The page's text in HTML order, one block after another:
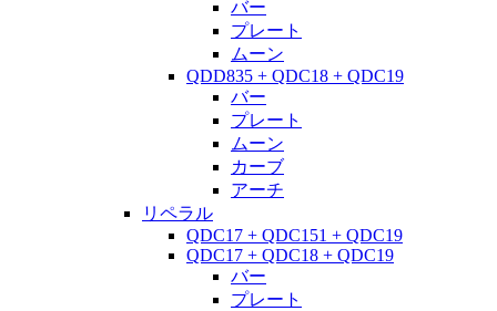
バー
プレート
ムーン
QDD835 + QDC18 + QDC19
バー
プレート
ムーン
カーブ
アーチ
リペラル
QDC17 + QDC151 + QDC19
QDC17 + QDC18 + QDC19
バー
プレート